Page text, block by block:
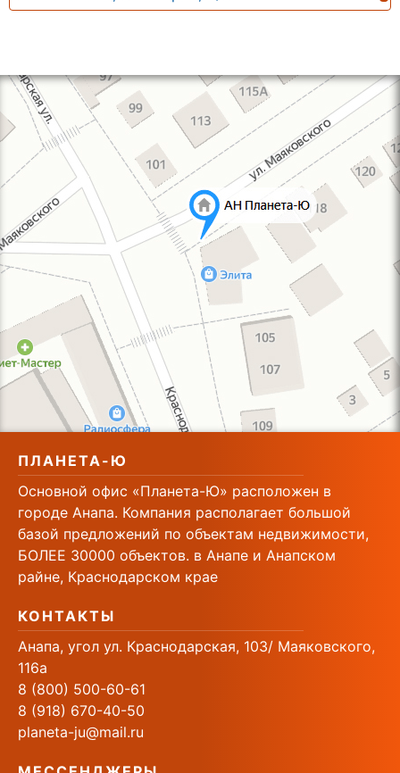
ПЛАНЕТА-Ю
Основной офис «Планета-Ю» расположен в
городе Анапа. Компания располагает большой
базой предложений по объектам недвижимости,
БОЛЕЕ 30000 объектов. в Анапе и Анапском
райне, Краснодарском крае
КОНТАКТЫ
Анапа, угол ул. Краснодарская, 103/ Маяковского,
116а
8 (800) 500-60-61
8 (918) 670-40-50
planeta-ju@mail.ru